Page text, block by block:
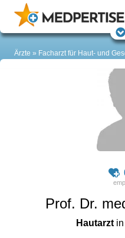
Ärzte Facharzt für Haut- und
Prof. Dr.
Hautarzt in